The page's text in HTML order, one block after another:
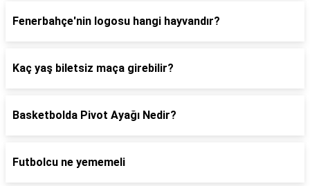
Fenerbahçe'nin logosu hangi hayvandır?
Kaç yaş biletsiz maça girebilir?
Basketbolda Pivot Ayağı Nedir?
Futbolcu ne yememeli